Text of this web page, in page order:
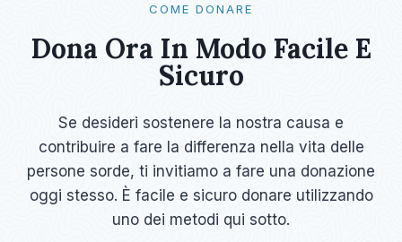
COME DONARE
Dona Ora In Modo Facile E
Sicuro
Se desideri sostenere la nostra causa e
contribuire a fare la differenza nella vita delle
persone sorde, ti invitiamo a fare una donazione
oggi stesso. È facile e sicuro donare utilizzando
uno dei metodi qui sotto.